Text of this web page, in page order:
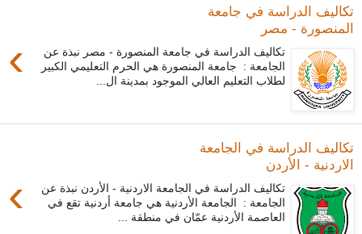
تكاليف الدراسة في جامعة
المنصورة - مصر
›
تكاليف الدراسة في جامعة المنصورة - مصر نبذة عن
الجامعة : جامعة المنصورة هي الحرم التعليمي الكبير
لطلاب التعليم العالي الموجود بمدينة ال...
تكاليف الدراسة في الجامعة
الاردنية - الأردن
›
تكاليف الدراسة في الجامعة الاردنية - الأردن نبذة عن
الجامعة : الجامعة الأردنية هي جامعة أردنية تقع في
العاصمة الأردنية عمّان في منطقة ...